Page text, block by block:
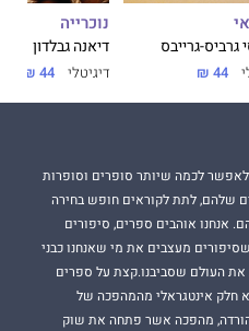
גרביס-גרייבס
44 ₪
נוכרייה
דיאנה גבלדון
דיגיטלי 44 ₪
לכמה שיותר סופרים וסופרות
שלהם, לתת לקוראים חופש בחירה
אנחנו אוהבים ספרים, סיפורים
מעצבים את מי שאנחנו כבני
את העולם שסביבנו.קצת על ספרים
חלק אינטגראלי מהמהפכה של
מהפכה אשר פתחה את שוק